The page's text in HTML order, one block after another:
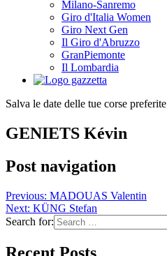
Milano-Sanremo
Giro d'Italia Women
Giro Next Gen
Il Giro d'Abruzzo
GranPiemonte
Il Lombardia
Salva le date delle tue corse preferite
GENIETS Kévin
Post navigation
Previous: MADOUAS Valentin
Next: KÜNG Stefan
Search for:
Recent Posts